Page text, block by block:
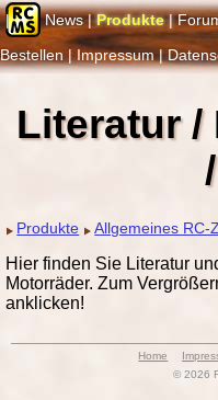
News Pro­duk­te
Bestellen
Impressum
Literatur /
Produkte Allgemeines RC-
Hier finden Sie Literatur
Motorräder. Zum
anklicken!
Home
© 2026